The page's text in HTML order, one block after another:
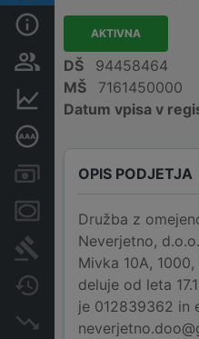
Odgovorne osebe in
Računi in blokade
Zastavne pravice
Sodni postopki
Spremembe
Insolvenčni postopki
AKTIVNA
DŠ
94458464
MŠ
7161450000
Datum vpisa v
OPIS PODJETJA
Družba z
Neverjetno,
Mivka 10A,
deluje od leta
je 012839362 in